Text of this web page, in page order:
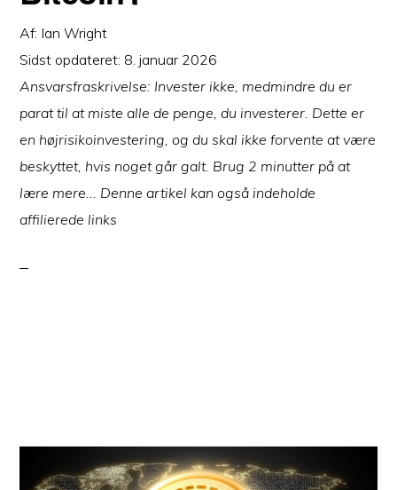
Af: Ian Wright
Sidst opdateret: 8. januar 2026
Ansvarsfraskrivelse: Invester ikke, medmindre du er
parat til at miste alle de penge, du investerer. Dette er
en højrisikoinvestering, og du skal ikke forvente at være
beskyttet, hvis noget går galt. Brug 2 minutter på at
lære mere... Denne artikel kan også indeholde
affilierede links